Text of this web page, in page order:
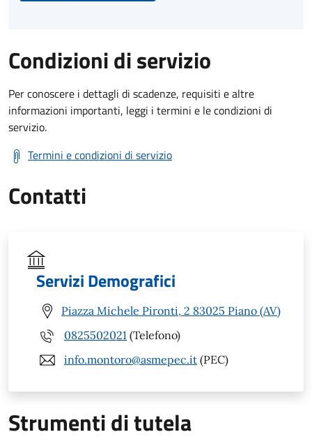
Condizioni di servizio
Per conoscere i dettagli di scadenze, requisiti e altre
informazioni importanti, leggi i termini e le condizioni di
servizio.
Termini e condizioni di servizio
Contatti
Servizi Demografici
Piazza Michele Pironti, 2 83025 Piano (AV)
0825502021 (Telefono)
info.montoro@asmepec.it (PEC)
Strumenti di tutela